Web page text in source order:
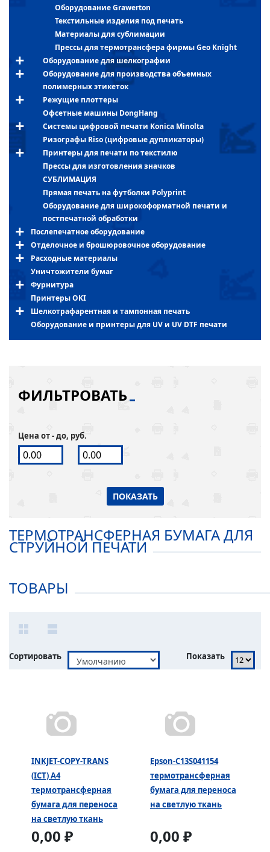
Оборудование Grawerton
Текстильные изделия под печать
Материалы для сублимации
Прессы для термотрансфера фирмы Geo Knight
Оборудование для шелкографии
Оборудование для производства объемных
полимерных этикеток
Режущие плоттеры
Офсетные машины DongHang
Системы цифровой печати Konica Minolta
Ризографы Riso (цифровые дупликаторы)
Принтеры для печати по текстилю
Прессы для изготовления значков
СУБЛИМАЦИЯ
Прямая печать на футболки Polyprint
Оборудование для широкоформатной печати и
постпечатной обработки
Послепечатное оборудование
Отделочное и брошюровочное оборудование
Расходные материалы
Уничтожители бумаг
Фурнитура
Принтеры OKI
Шелкотрафарентная и тампонная печать
Оборудование и принтеры для UV и UV DTF печати
ФИЛЬТРОВАТЬ
Цена от - до, руб.
ПОКАЗАТЬ
ТЕРМОТРАНСФЕРНАЯ БУМАГА ДЛЯ
СТРУЙНОЙ ПЕЧАТИ
ТОВАРЫ
Сортировать Показать
INKJET-COPY-TRANS
(ICT) А4
термотрансферная
бумага для переноса
на светлую ткань
0,00 ₽
Epson-C13S041154
термотрансферная
бумага для переноса
на светлую ткань
0,00 ₽